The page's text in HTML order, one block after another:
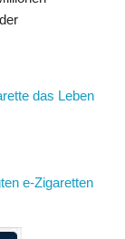
das Leben
e-Zigaretten